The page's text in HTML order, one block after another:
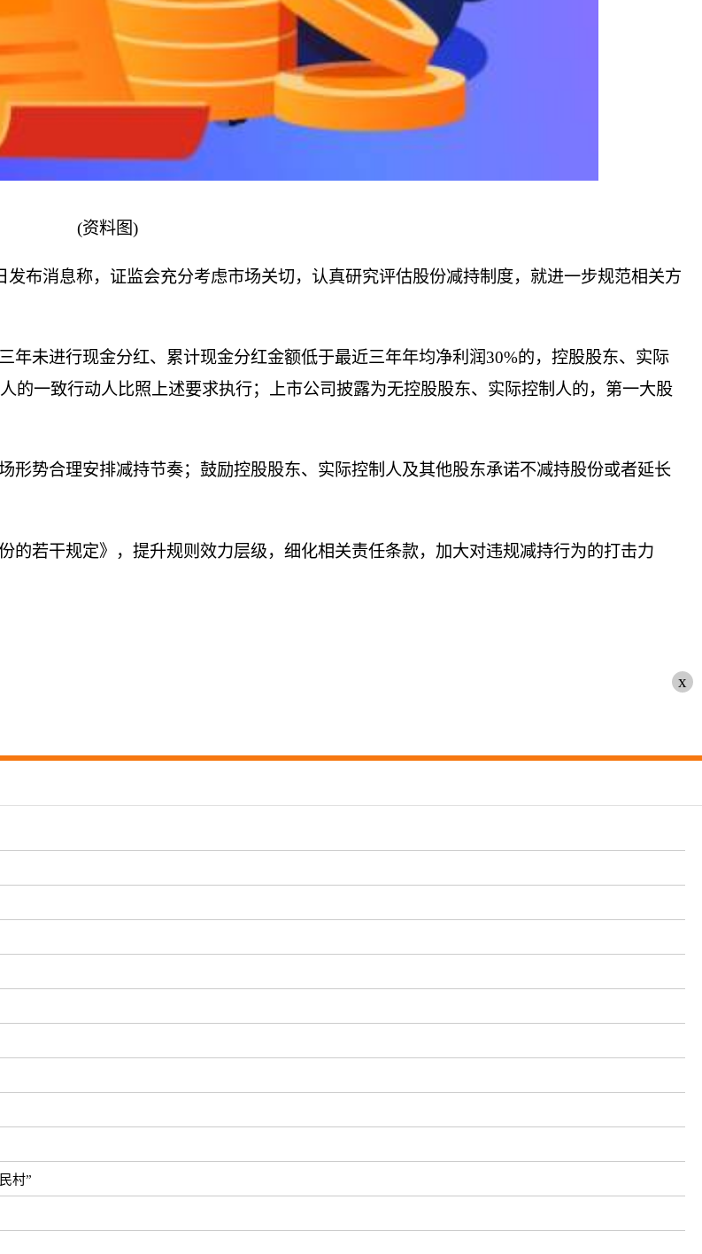
(资料图)
布消息称，证监会充分考虑市场关切，认真研究评估股份减持制度，就进一步规范相关方
年未进行现金分红、累计现金分红金额低于最近三年年均净利润30%的，控股股东、实际
的一致行动人比照上述要求执行；上市公司披露为无控股股东、实际控制人的，第一大股
形势合理安排减持节奏；鼓励控股股东、实际控制人及其他股东承诺不减持股份或者延长
的若干规定》，提升规则效力层级，细化相关责任条款，加大对违规减持行为的打击力
x
村”